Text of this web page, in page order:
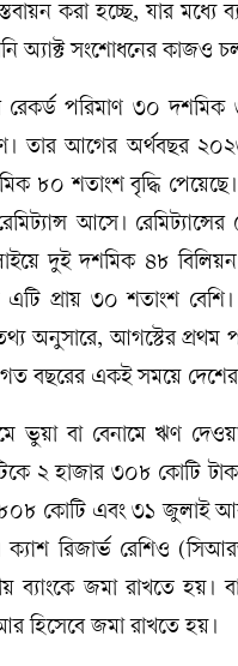
করা হচ্ছে, যার মধ্যে
অ্যাক্ট সংশোধনের কাজও
রেকর্ড পরিমাণ ৩০ দশমিক
তার আগের অর্থবছর
৮০ শতাংশ বৃদ্ধি
রেমিট্যান্স আসে।
দুই দশমিক ৪৮ বিলিয়ন
প্রায় ৩০ শতাংশ
অনুসারে, আগস্টের প্রথম
বছরের একই সময়ে দেশের
বা বেনামে ঋণ
২ হাজার ৩০৮ কোটি
৮০৮ কোটি এবং ৩১
ক্যাশ রিজার্ভ রেশিও
ব্যাংকে জমা রাখতে হয়।
হিসেবে জমা রাখতে হয়।